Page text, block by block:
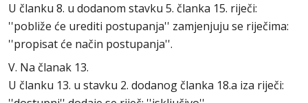
U članku 8. u dodanom stavku 5. članka 15. riječi:
''pobliže će urediti postupanja'' zamjenjuju se riječima:
''propisat će način postupanja''.
V. Na članak 13.
U članku 13. u stavku 2. dodanog članka 18.a iza riječi: